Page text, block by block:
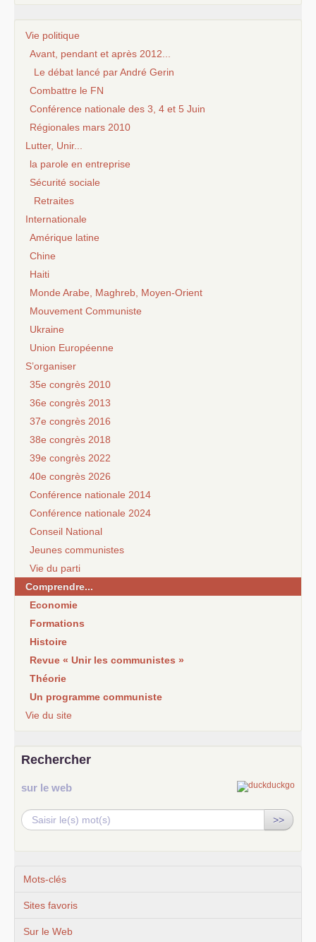
Vie politique
Avant, pendant et après 2012...
Le débat lancé par André Gerin
Combattre le FN
Conférence nationale des 3, 4 et 5 Juin
Régionales mars 2010
Lutter, Unir...
la parole en entreprise
Sécurité sociale
Retraites
Internationale
Amérique latine
Chine
Haiti
Monde Arabe, Maghreb, Moyen-Orient
Mouvement Communiste
Ukraine
Union Européenne
S’organiser
35e congrès 2010
36e congrès 2013
37e congrès 2016
38e congrès 2018
39e congrès 2022
40e congrès 2026
Conférence nationale 2014
Conférence nationale 2024
Conseil National
Jeunes communistes
Vie du parti
Comprendre...
Economie
Formations
Histoire
Revue « Unir les communistes »
Théorie
Un programme communiste
Vie du site
Rechercher
sur le web
>>
Mots-clés
Sites favoris
Sur le Web